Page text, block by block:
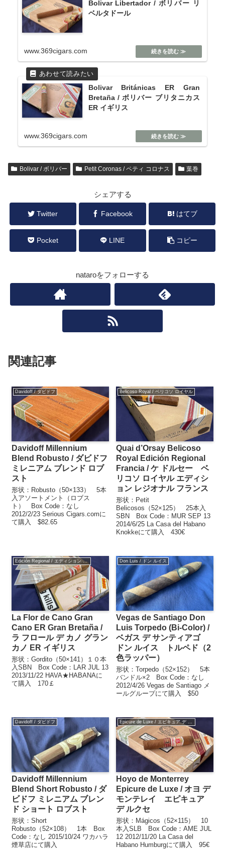
Bolivar Libertador / ボリバー リ
ベルタドール
www.369cigars.com
Bolivar Británicas ER Gran
Bretaña / ボリバー ブリタニカス
ER イギリス
www.369cigars.com
Bolivar / ボリバー Petit Coronas / ペティ コロナス 葉巻
シェアする
Twitter Facebook はてブ
Pocket LINE コピー
nataroをフォローする
関連記事
Davidoff / ダビドフ
Davidoff Millennium
Blend Robusto / ダビドフ
ミレニアム ブレンド ロブ
スト
形状：Robusto（50×133） 5本
入アソートメント（ロブス
ト） Box Code：なし
2012/2/23 Serious Cigars.comに
て購入 $82.65
Belicoso Royal / ベリコソ ロイヤル
Quai d’Orsay Belicoso
Royal Edición Regional
Francia / ケ ドルセー ベ
リコソ ロイヤル エディシ
ョン レジオナル フランス
形状：Petit
Belicosos（52×125） 25本入
SBN Box Code：MUR SEP 13
2014/6/25 La Casa del Habano
Knokkeにて購入 430€
Edición Regional / エディション レジオナル
La Flor de Cano Gran
Cano ER Gran Bretaña /
ラ フロール デ カノ グラン
カノ ER イギリス
形状：Gordito（50×141）１０本
入SBN Box Code：LAR JUL 13
2013/11/22 HAVA★HABANAに
て購入 170￡
Don Luis / ドン ルイス
Vegas de Santiago Don
Luis Torpedo (Bi-Color) /
ベガス デ サンティアゴ
ドン ルイス トルペド（2
色ラッパー）
形状：Torpedo（52×152） 5本
バンドル×2 Box Code：なし
2012/4/26 Vegas de Santiago メ
ールグループにて購入 $50
Davidoff / ダビドフ
Davidoff Millennium
Blend Short Robusto / ダ
ビドフ ミレニアム ブレン
ド ショート ロブスト
形状：Short
Robusto（52×108） 1本 Box
Code：なし 2015/10/24 ワカハラ
煙草店にて購入
Epicure de Luxe / エピキュア デ ルクセ
Hoyo de Monterrey
Epicure de Luxe / オヨ デ
モンテレイ エピキュア
デ ルクセ
形状：Mágicos（52×115） 10
本入SLB Box Code：AME JUL
12 2012/11/20 La Casa del
Habano Humburgにて購入 95€